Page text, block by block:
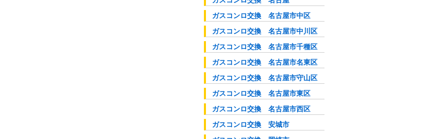
ガスコンロ交換 名古屋市中区
ガスコンロ交換 名古屋市中川区
ガスコンロ交換 名古屋市千種区
ガスコンロ交換 名古屋市名東区
ガスコンロ交換 名古屋市守山区
ガスコンロ交換 名古屋市東区
ガスコンロ交換 名古屋市西区
ガスコンロ交換 安城市